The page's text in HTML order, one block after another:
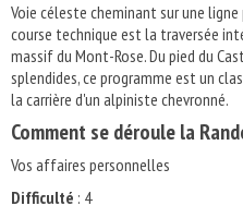
Voie céleste cheminant sur une
course technique est la traversée
massif du Mont-Rose. Du pied du
splendides, ce programme est un
la carrière d'un alpiniste chevronné.
Comment se déroule la
Vos affaires personnelles
Difficulté : 4